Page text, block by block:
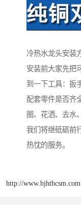
冷热水龙头安装
安装前大家先把
到一下工具：扳
配套零件是否齐
圈、花洒、去水
我们将继砥砺前
热忱的服务。
http://www.bjhthcsm.com